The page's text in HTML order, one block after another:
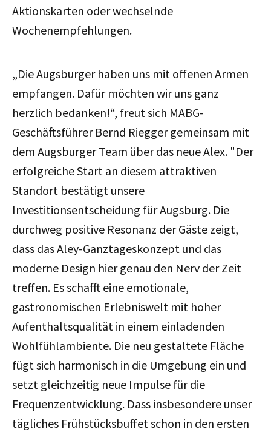
Aktionskarten oder wechselnde
Wochenempfehlungen.
„Die Augsburger haben uns mit offenen Armen
empfangen. Dafür möchten wir uns ganz
herzlich bedanken!“, freut sich MABG-
Geschäftsführer Bernd Riegger gemeinsam mit
dem Augsburger Team über das neue Alex. "Der
erfolgreiche Start an diesem attraktiven
Standort bestätigt unsere
Investitionsentscheidung für Augsburg. Die
durchweg positive Resonanz der Gäste zeigt,
dass das Aley-Ganztageskonzept und das
moderne Design hier genau den Nerv der Zeit
treffen. Es schafft eine emotionale,
gastronomischen Erlebniswelt mit hoher
Aufenthaltsqualität in einem einladenden
Wohlfühlambiente. Die neu gestaltete Fläche
fügt sich harmonisch in die Umgebung ein und
setzt gleichzeitig neue Impulse für die
Frequenzentwicklung. Dass insbesondere unser
tägliches Frühstücksbuffet schon in den ersten